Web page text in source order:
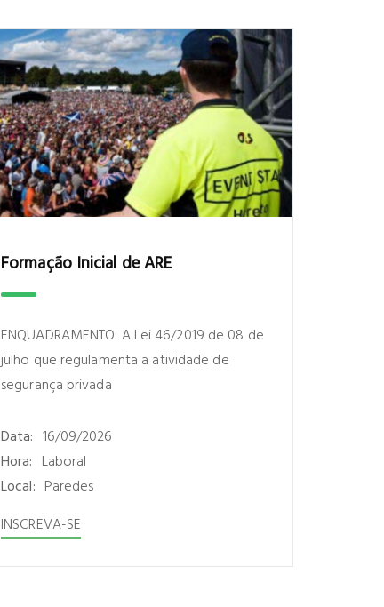
Formação Inicial de ARE
ENQUADRAMENTO: A Lei 46/2019 de 08 de
julho que regulamenta a atividade de
segurança privada
Data: 16/09/2026
Hora: Laboral
Local: Paredes
INSCREVA-SE